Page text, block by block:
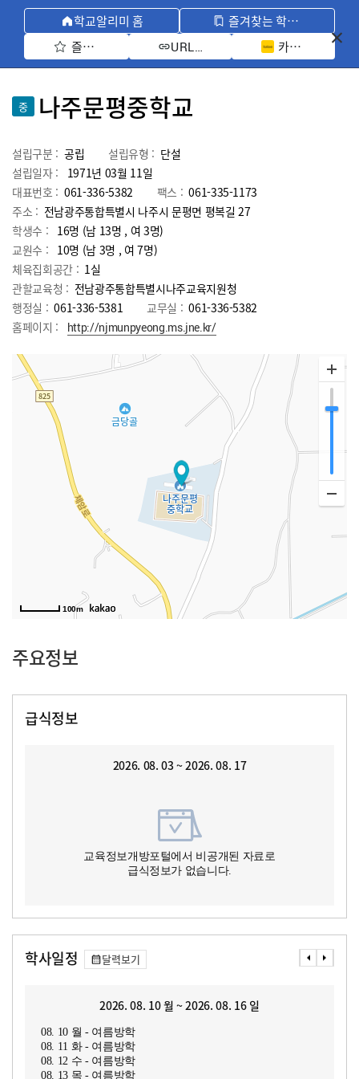
학교알리미 홈
즐겨찾는 학교 모아보기
즐겨찾기 선택
URL 복사 카카오톡 공유
중 나주문평중학교
설립구분 : 공립 설립유형 : 단설
설립일자 :
1971년 03월 11일
대표번호 : 061-336-5382 팩스 : 061-335-1173
주소 : 전남광주통합특별시 나주시 문평면 평복길 27
학생수 : 16명 (남 13명 , 여 3명)
교원수 : 10명 (남 3명 , 여7명)
체육집회공간 : 1실
관할교육청 : 전남광주통합특별시나주교육지원청
행정실 : 061-336-5381 교무실 : 061-336-5382
홈페이지 :
http://njmunpyeong.ms.jne.kr/
100m
주요정보
급식정보
2026. 08. 03 ~ 2026. 08. 17
교육정보개방포털에서 비공개된 자료로
급식정보가 없습니다.
학사일정 달력보기
2026. 08. 10 월 ~ 2026. 08. 16 일
08. 10 월 - 여름방학
08. 11 화 - 여름방학
08. 12 수 - 여름방학
08. 13 목 - 여름방학